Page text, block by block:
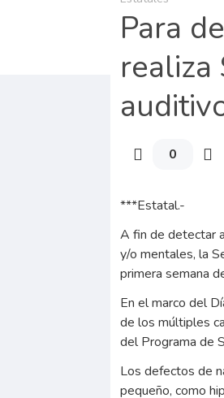
Para
realiza
0
***Estatal.-
A fin de detectar
y/o mentales, la
primera semana
En el marco del
de los múltiples
del Programa de
Los defectos de
pequeño, como